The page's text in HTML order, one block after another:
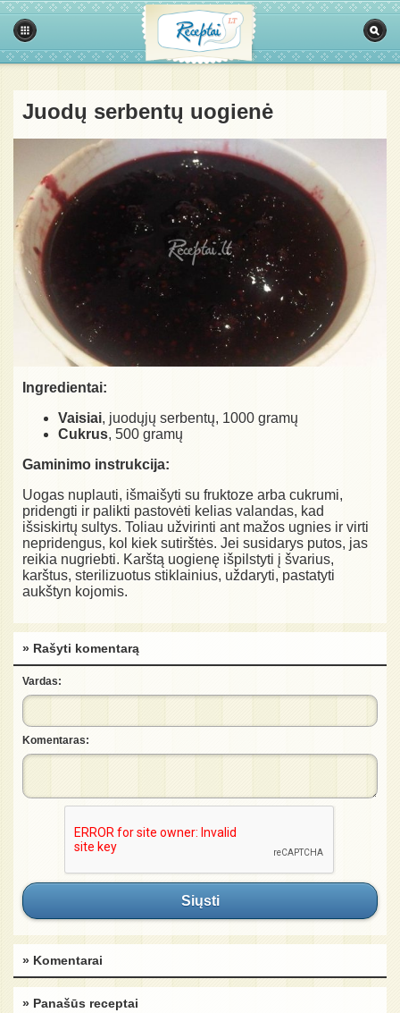
Juodų serbentų uogienė
Ingredientai:
Vaisiai, juodųjų serbentų, 1000 gramų
Cukrus, 500 gramų
Gaminimo instrukcija:
Uogas nuplauti, išmaišyti su fruktoze arba cukrumi,
pridengti ir palikti pastovėti kelias valandas, kad
išsiskirtų sultys. Toliau užvirinti ant mažos ugnies ir virti
nepridengus, kol kiek sutirštės. Jei susidarys putos, jas
reikia nugriebti. Karštą uogienę išpilstyti į švarius,
karštus, sterilizuotus stiklainius, uždaryti, pastatyti
aukštyn kojomis.
» Rašyti komentarą
Vardas:
Komentaras:
Siųsti
» Komentarai
» Panašūs receptai